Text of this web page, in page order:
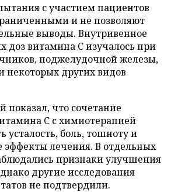
с участием пациентов
и не позволяют
выводы. Внутривенное
доз витамина C изучалось при
поджелудочной железы,
некоторых других видов
показал, что сочетание
C с химиотерапией
боль, тошноту и
эффекты лечения. В отдельных
признаки улучшения
другие исследования
не подтвердили.